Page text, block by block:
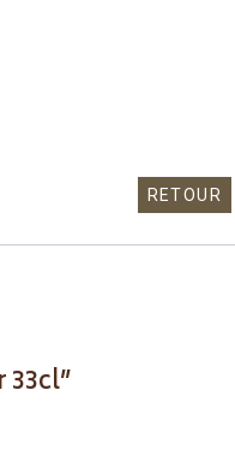
RETOUR
33cl”